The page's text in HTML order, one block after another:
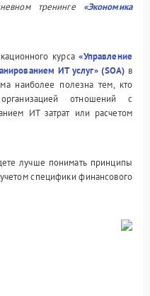
тренинге «Экономика
курса«Управление
ИТ услуг» (SOA) в
наиболее полезна тем, кто
отношений с
ИТ затрат или расчетом
лучше понимать принципы
специфики финансового